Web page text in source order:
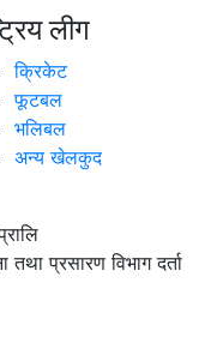
लीग
क्रिकेट
फूटबल
भलिबल
अन्य खेलकुद
प्रसारण विभाग दर्ता